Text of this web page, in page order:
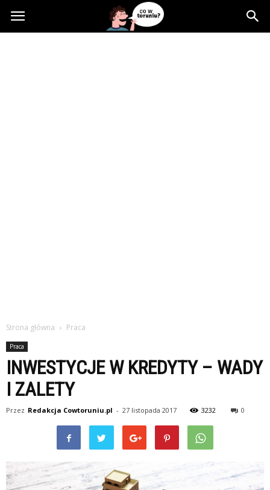
Cowtoruniu.pl
Strona główna Praca
Praca
INWESTYCJE W KREDYTY – WADY
I ZALETY
Przez Redakcja Cowtoruniu.pl - 27 listopada 2017 3232 0